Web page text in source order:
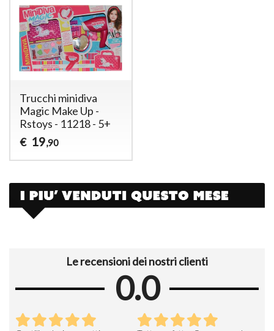
Trucchi minidiva
Magic Make Up -
Rstoys - 11218 - 5+
€ 19,90
Le recensioni dei nostri clienti
0.0